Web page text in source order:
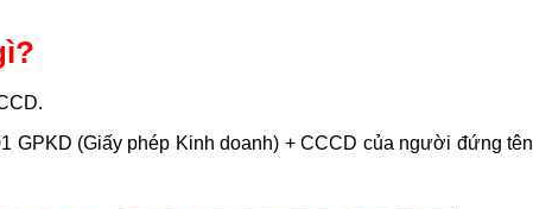
GPKD (Giấy phép Kinh doanh) + CCCD của người đứng tên